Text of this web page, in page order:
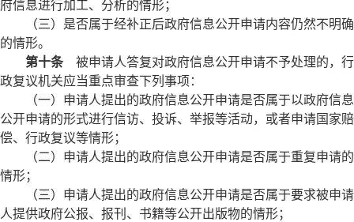
府信息进行加工、分析的情形；
（三）是否属于经补正后政府信息公开申请内容仍然不明确
的情形。
第十条被申请人答复对政府信息公开申请不予处理的，行
政复议机关应当重点审查下列事项：
（一）申请人提出的政府信息公开申请是否属于以政府信息
公开申请的形式进行信访、投诉、举报等活动，或者申请国家赔
偿、行政复议等情形；
（二）申请人提出的政府信息公开申请是否属于重复申请的
情形；
（三）申请人提出的政府信息公开申请是否属于要求被申请
人提供政府公报、报刊、书籍等公开出版物的情形；